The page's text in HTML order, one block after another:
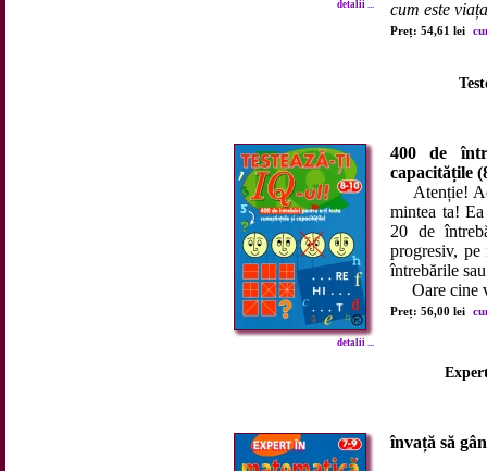
detalii ... cum este
Preț: 54,61 lei
detalii ...
400 de
capacitățile
Atenție!
mintea ta!
20 de
progresiv, pe
întrebările
Oare cine
Preț: 56,00 lei
învață să